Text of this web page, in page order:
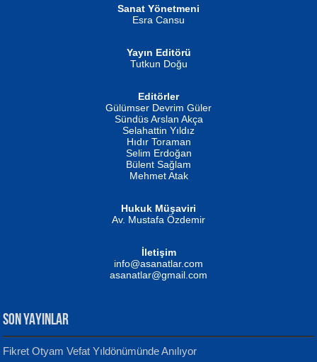
İSMAİL OKUTAN
Erkeklerin Kahrolması Ne Demektir
Evvel Zaman Tanrıçası...
Sanat Yönetmeni
Esra Cansu
Yayın Editörü
Tutkun Doğu
Editörler
Gülümser Devrim Güler
Sündüs Arslan Akça
Selahattin Yıldız
Hıdır Toraman
Selim Erdoğan
Bülent Sağlam
Mehmet Atak
Hukuk Müşaviri
Av. Mustafa Özdemir
İletişim
info@asanatlar.com
asanatlar@gmail.com
SON YAYINLAR
Fikret Otyam Vefat Yıldönümünde Anılıyor